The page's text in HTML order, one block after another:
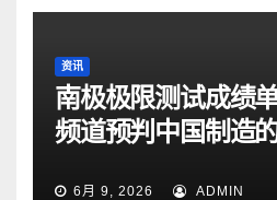
资讯
南极极限测试成绩
频道预判中国制造
6月 9, 2026 ADMIN